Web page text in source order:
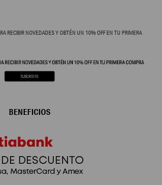
RECIBIR NOVEDADES Y OBTÉN UN 10% OFF EN TU PRIMERA
BENEFICIOS